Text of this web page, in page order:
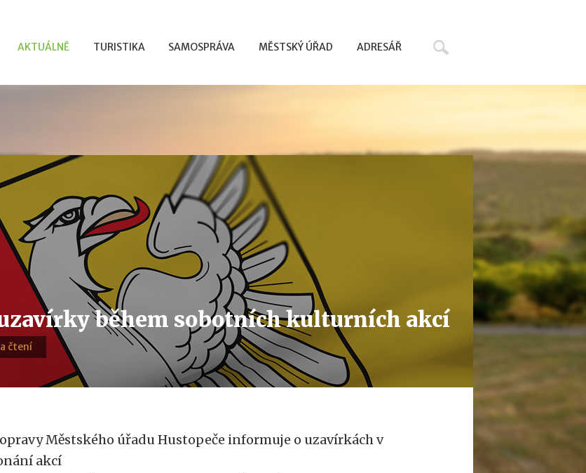
AKTUÁLNĚ TURISTIKA SAMOSPRÁVA MĚSTSKÝ ÚŘAD ADRESÁŘ
během sobotních kulturních akcí
čtení
Městského úřadu Hustopeče informuje o uzavírkách v
akcí